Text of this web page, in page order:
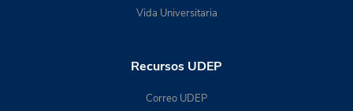
Vida Universitaria
Recursos UDEP
Correo UDEP